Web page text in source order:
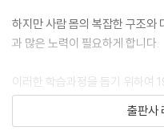
Ⅴ. 팔 뼈 70
1 개요 70
1 개요 73
하지만 사람 몸의 복잡한 구조와
과 많은 노력이 필요하게 합니다.
이러한 학습과정을 돕기 위하여
참고서를 만들게 되었으며, 그동
출판사